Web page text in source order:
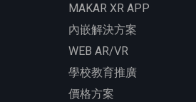
MAKAR XR APP
內嵌解決方案
WEB AR/VR
學校教育推廣
價格方案